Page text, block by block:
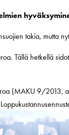
takia, mutta
Tällä hetkellä
(MAKU 9/